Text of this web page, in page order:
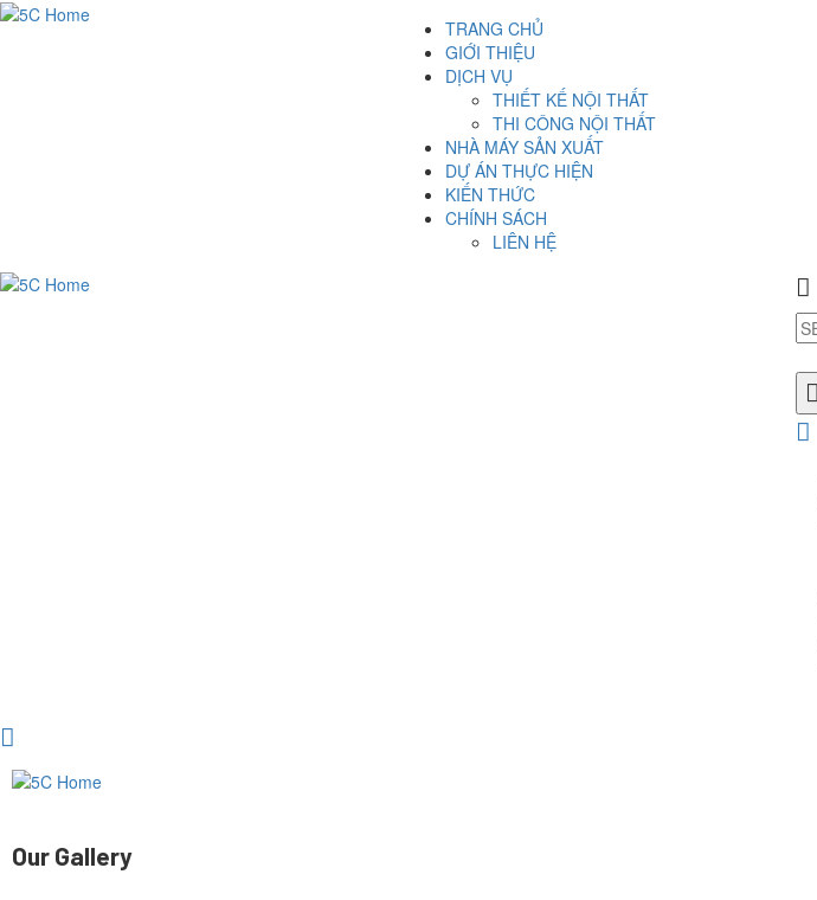
TRANG CHỦ
GIỚI THIỆU
DỊCH VỤ
THIẾT KẾ NỘI THẤT
THI CÔNG NỘI THẤT
NHÀ MÁY SẢN XUẤT
DỰ ÁN THỰC HIỆN
KIẾN THỨC
CHÍNH SÁCH
LIÊN HỆ
Our Gallery